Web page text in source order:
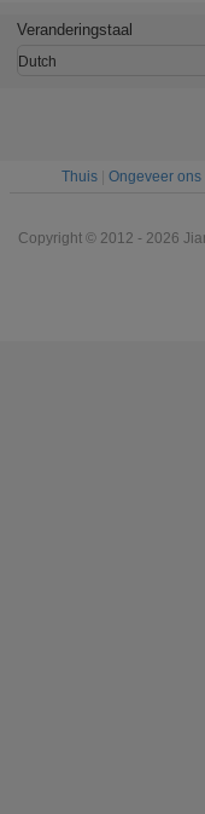
Veranderingstaal
Dutch
Thuis| Ongeveer ons|
Copyright © 2012 - 2026